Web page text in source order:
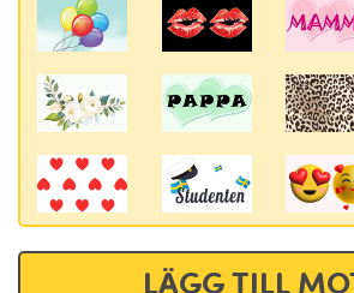
LÄGG TILL